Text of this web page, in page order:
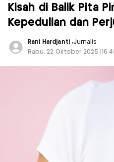
Kisah di Balik Pita
Kepedulian dan
Rani Hardjanti ,Jurnalis
Rabu, 22 Oktober 2025